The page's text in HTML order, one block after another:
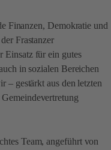
Finanzen, Demokratie und
Frastanzer
Einsatz für ein gutes
in sozialen Bereichen
– gestärkt aus den letzten
Team, angeführt von